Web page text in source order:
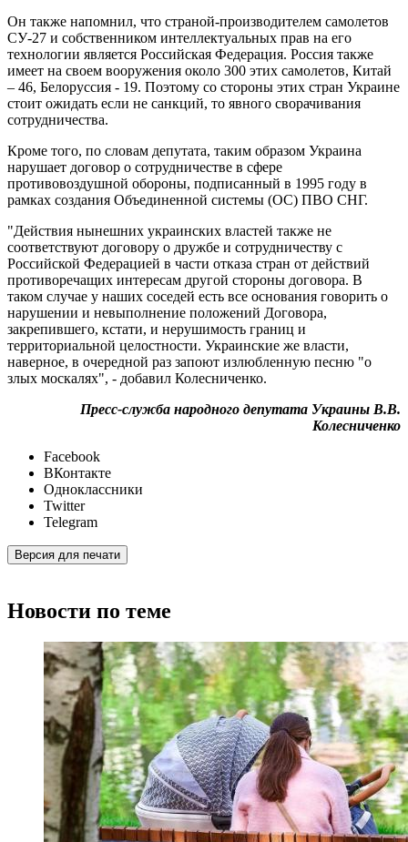
Он также напомнил, что страной-производителем самолетов
СУ-27 и собственником интеллектуальных прав на его
технологии является Российская Федерация. Россия также
имеет на своем вооружения около 300 этих самолетов, Китай
– 46, Белоруссия - 19. Поэтому со стороны этих стран Украине
стоит ожидать если не санкций, то явного сворачивания
сотрудничества.
Кроме того, по словам депутата, таким образом Украина
нарушает договор о сотрудничестве в сфере
противовоздушной обороны, подписанный в 1995 году в
рамках создания Объединенной системы (ОС) ПВО СНГ.
"Действия нынешних украинских властей также не
соответствуют договору о дружбе и сотрудничеству с
Российской Федерацией в части отказа стран от действий
противоречащих интересам другой стороны договора. В
таком случае у наших соседей есть все основания говорить о
нарушении и невыполнение положений Договора,
закрепившего, кстати, и нерушимость границ и
территориальной целостности. Украинские же власти,
наверное, в очередной раз запоют излюбленную песню "о
злых москалях", - добавил Колесниченко.
Пресс-служба народного депутата Украины В.В.
Колесниченко
Facebook
ВКонтакте
Одноклассники
Twitter
Telegram
Версия для печати
Новости по теме